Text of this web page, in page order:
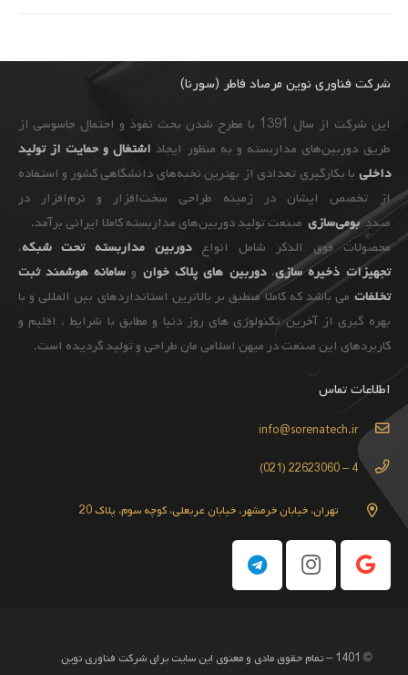
شرکت فناوری نوین مرصاد فاطر (سورنا)
این شرکت از سال 1391 با مطرح شدن بحث نفوذ و احتمال جاسوسی از
طریق دوربین‌های مداربسته و به ‌منظور ایجاد اشتغال و حمایت از تولید
داخلی با بکارگیری تعدادی از بهترین نخبه‌های دانشگاهی کشور و استفاده
از تخصص ایشان در زمینه طراحی سخت‌افزار و نرم‌افزار در
صددبومی‌سازی صنعت تولید دوربین‌های مداربسته کاملا ایرانی برآمد.
محصولات فوق الذکر شامل انواع دوربین مداربسته تحت شبکه،
تجهیزات ذخیره سازی، دوربین های پلاک خوان وسامانه هوشمند ثبت
تخلفات می باشد که کاملا منطبق بر بالاترین استانداردهای بین المللی و با
بهره گیری از آخرین تکنولوژی های روز دنیا و مطابق با شرایط ، اقلیم و
کاربردهای این صنعت در میهن اسلامی مان طراحی و تولید گردیده است.
اطلاعات تماس
info@sorenatech.ir
4 – 22623060 (021)
تهران، خیابان خرمشهر، خیابان عربعلی، کوچه سوم، پلاک 20
© 1401 – تمام حقوق مادی و معنوی این سایت برای شرکت فناوری نوین